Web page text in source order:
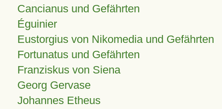
Cancianus und Gefährten
Éguinier
Eustorgius von Nikomedia und Gefährten
Fortunatus und Gefährten
Franziskus von Siena
Georg Gervase
Johannes Etheus